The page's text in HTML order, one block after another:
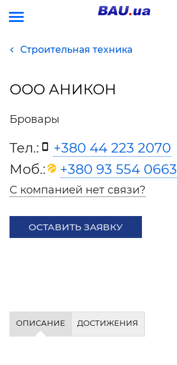
Строительная техника
ООО АНИКОН
Бровары
Тел.:
+380 44 223 2070
Моб.:
+380 93 554 0663
С компанией нет связи?
ОСТАВИТЬ ЗАЯВКУ
ОПИСАНИЕ ДОСТИЖЕНИЯ